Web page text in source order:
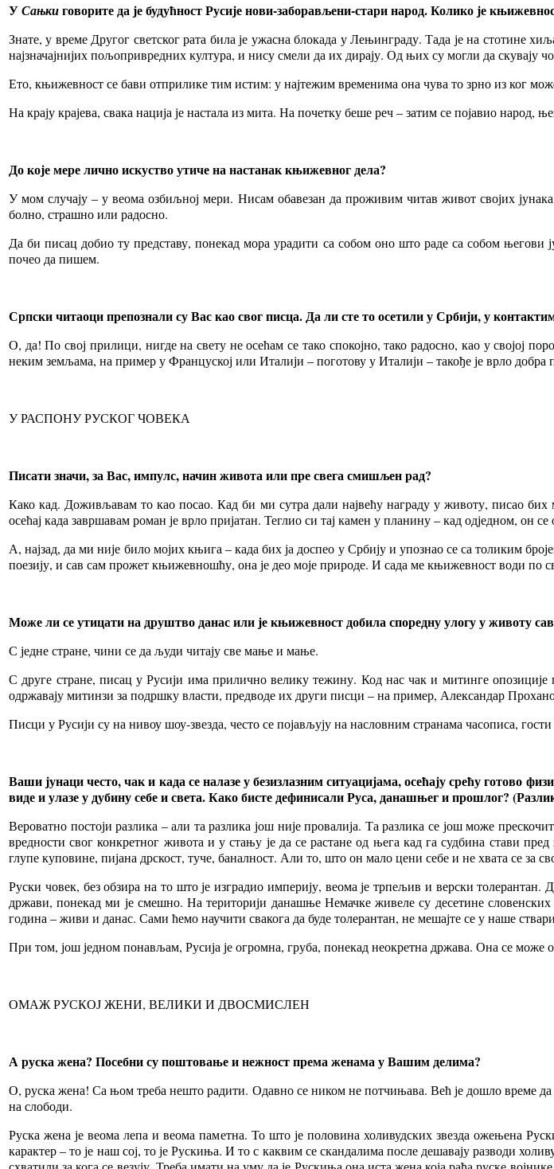
УСањкиговорите да је будућност Русије нови-заборављени-стари народ. Колико је
Знате, у време Другог светског рата била је ужасна блокада у Лењинграду. Тада је на стотине
најзначајнијих пољопривредних култура, и нису смели да их дирају. Од њих су могли да скувају
Ето, књижевност се бави отприлике тим истим: у најтежим временима она чува то зрно из ког
На крају крајева, свака нација је настала из мита. На почетку беше реч – затим се појавио народ,
До које мере лично искуство утиче на настанак књижевног дела?
У мом случају – у веома озбиљној мери. Нисам обавезан да проживим читав живот својих
болно, страшно или радосно.
Да би писац добио ту представу, понекад мора урадити са собом оно што раде са собом
почео да пишем.
Српски читаоци препознали су Вас као свог писца. Да ли сте то осетили у Србији, у
О, да! По свој прилици, нигде на свету не осећам се тако спокојно, тако радосно, као у својој
неким земљама, на пример у Француској или Италији – поготову у Италији – такође је врло
У РАСПОНУ РУСКОГ ЧОВЕКА
Писати значи, за Вас, импулс, начин живота или пре свега смишљен рад?
Како кад. Доживљавам то као посао. Кад би ми сутра дали највећу награду у животу, писао
осећај када завршавам роман је врло пријатан. Теглио си тај камен у планину – кад одједном, он
А, најзад, да ми није било мојих књига – када бих ја доспео у Србију и упознао се са толиким
поезију, и сав сам прожет књижевношћу, она је део моје природе. И сада ме књижевност води по
Може ли се утицати на друштво данас или је књижевност добила споредну улогу у животу
С једне стране, чини се да људи читају све мање и мање.
С друге стране, писац у Русији има прилично велику тежину. Код нас чак и митинге
одржавају митинзи за подршку власти, предводе их други писци – на пример, Александар
Писци у Русији су на нивоу шоу-звезда, често се појављују на насловним странама часописа,
Ваши јунаци често, чак и када се налазе у безизлазним ситуацијама, осећају срећу готово
виде и улазе у дубину себе и света. Како бисте дефинисали Руса, данашњег и прошлог?
Вероватно постоји разлика – али та разлика још није провалија. Та разлика се још може
вредности свог конкретног живота и у стању је да се растане од њега кад га судбина стави
глупе куповине, пијана дрскост, туче, баналност. Али то, што он мало цени себе и не хвата се за
Руски човек, без обзира на то што је изградио империју, веома је трпељив и верски
држави, понекад ми је смешно. На територији данашње Немачке живеле су десетине
година – живи и данас. Сами ћемо научити свакога да буде толерантан, не мешајте се у наше
При том, још једном понављам, Русија је огромна, груба, понекад неокретна држава. Она се
ОМАЖ РУСКОЈ ЖЕНИ, ВЕЛИКИ И ДВОСМИСЛЕН
А руска жена? Посебни су поштовање и нежност према женама у Вашим делима?
О, руска жена! Са њом треба нешто радити. Одавно се ником не потчињава. Већ је дошло време да
на слободи.
Руска жена је веома лепа и веома паметна. То што је половина холивудских звезда ожењена
карактер – то је наш сој, то је Рускиња. И то с каквим се скандалима после дешавају разводи